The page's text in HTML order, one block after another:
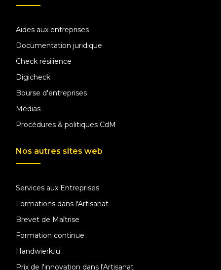
Aides aux entreprises
Documentation juridique
Check résilience
Digicheck
Bourse d'entreprises
Médias
Procédures & politiques CdM
Nos autres sites web
Services aux Entreprises
Formations dans l'Artisanat
Brevet de Maîtrise
Formation continue
Handwierk.lu
Prix de l'innovation dans l'Artisanat